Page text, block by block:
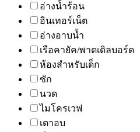
อ่างน้ำร้อน
อินเทอร์เน็ต
อ่างอาบน้ำ
เรือคายัค/พาดเดิลบอร์ด
ห้องสำหรับเด็ก
ซัก
นวด
ไมโครเวฟ
เตาอบ